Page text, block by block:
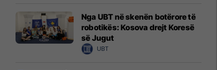
Nga UBT në skenën botërore të
robotikës: Kosova drejt Koresë
së Jugut
UBT